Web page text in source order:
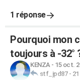
1 réponse
Pourquoi mon
toujours à -32°
KENZA- 15 oct.
stf_jpd87-